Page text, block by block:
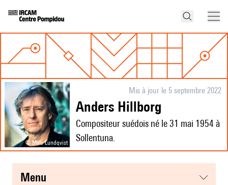
© Mats Lundqvist
Mis à jour le 5 septembre 2022
Anders Hillborg
Compositeur suédois né le 31 mai 1954 à
Sollentuna.
menu